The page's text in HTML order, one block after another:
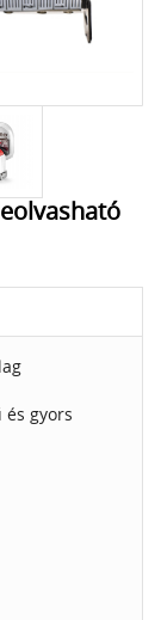
és gyors